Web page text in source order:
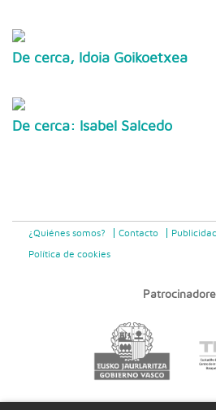
De cerca, Idoia Goikoetxea
De cerca: Isabel Salcedo
¿Quiénes somos? Contacto Publicidad
Política de cookies